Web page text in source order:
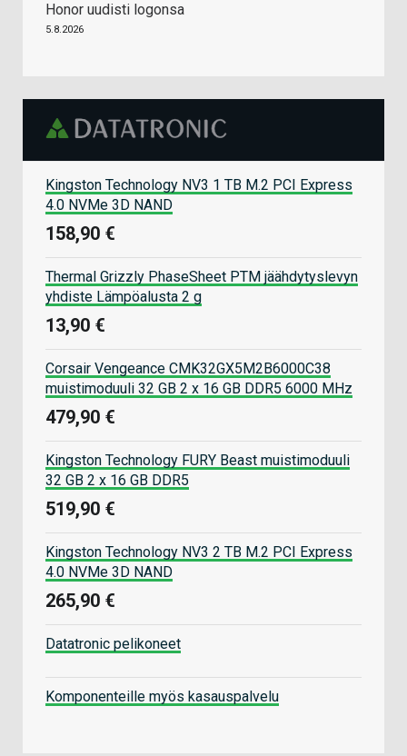
Honor uudisti logonsa
5.8.2026
Kingston Technology NV3 1 TB M.2 PCI Express
4.0 NVMe 3D NAND
158,90 €
Thermal Grizzly PhaseSheet PTM jäähdytyslevyn
yhdiste Lämpöalusta 2 g
13,90 €
Corsair Vengeance CMK32GX5M2B6000C38
muistimoduuli 32 GB 2 x 16 GB DDR5 6000 MHz
479,90 €
Kingston Technology FURY Beast muistimoduuli
32 GB 2 x 16 GB DDR5
519,90 €
Kingston Technology NV3 2 TB M.2 PCI Express
4.0 NVMe 3D NAND
265,90 €
Datatronic pelikoneet
Komponenteille myös kasauspalvelu